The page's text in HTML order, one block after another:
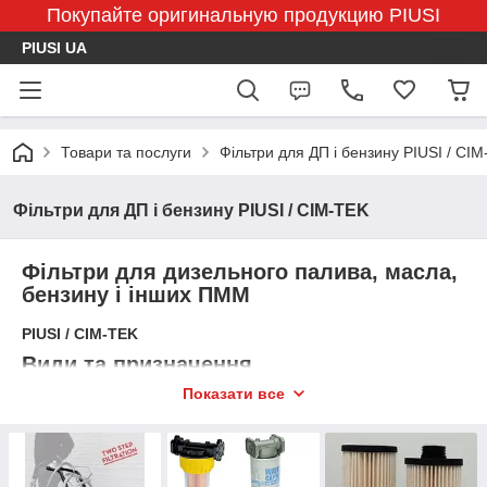
Покупайте оригинальную продукцию PIUSI
PIUSI UA
Товари та послуги Фільтри для ДП і бензину PIUSI /
Фільтри для ДП і бензину PIUSI / CIM-TEK
Фільтри для дизельного палива, масла,
бензину і інших ПММ
PIUSI / CIM-TEK
Види та призначення
Фільтри для дизельного палива, бензину, мастил та інших
Адаптер + змінний картридж— класичне рішення,
яке встановлюється в магістраль.
Показати все